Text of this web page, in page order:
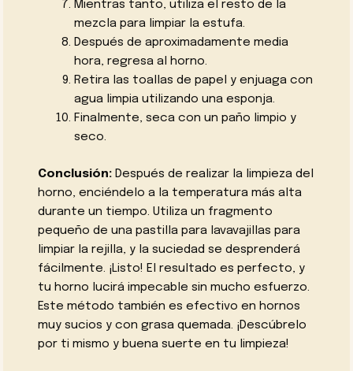
Mientras tanto, utiliza el resto de la
mezcla para limpiar la estufa.
Después de aproximadamente media
hora, regresa al horno.
Retira las toallas de papel y enjuaga con
agua limpia utilizando una esponja.
Finalmente, seca con un paño limpio y
seco.
Conclusión: Después de realizar la limpieza del
horno, enciéndelo a la temperatura más alta
durante un tiempo. Utiliza un fragmento
pequeño de una pastilla para lavavajillas para
limpiar la rejilla, y la suciedad se desprenderá
fácilmente. ¡Listo! El resultado es perfecto, y
tu horno lucirá impecable sin mucho esfuerzo.
Este método también es efectivo en hornos
muy sucios y con grasa quemada. ¡Descúbrelo
por ti mismo y buena suerte en tu limpieza!